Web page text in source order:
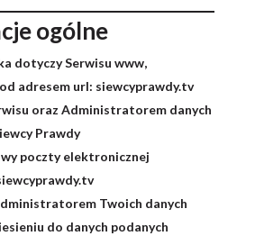
ogólne
dotyczy Serwisu www,
adresem url: siewcyprawdy.tv
oraz Administratorem danych
Prawdy
poczty elektronicznej
Twoich danych
do danych podanych